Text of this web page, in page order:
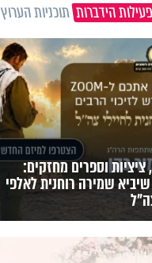
הידברותתוכניות הערוץ
ציציות וספרים מחזקים:
שמירה רוחנית לאלפי